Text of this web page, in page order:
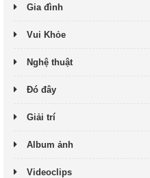
Gia đình
Vui Khỏe
Nghệ thuật
Đó đây
Giải trí
Album ảnh
Videoclips